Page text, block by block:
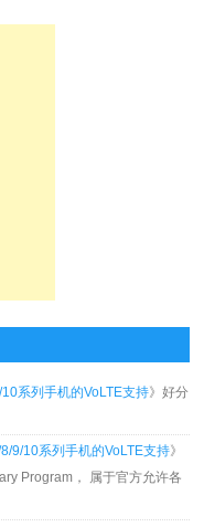
系列手机的VoLTE支持》好分
9/10系列手机的VoLTE支持》
Program， 属于官方允许各